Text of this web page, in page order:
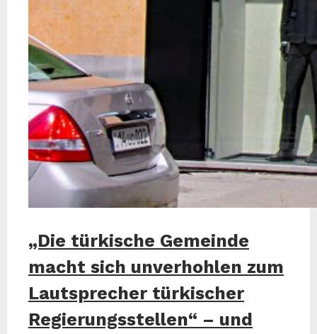
„Die türkische Gemeinde
macht sich unverhohlen zum
Lautsprecher türkischer
Regierungsstellen“ – und